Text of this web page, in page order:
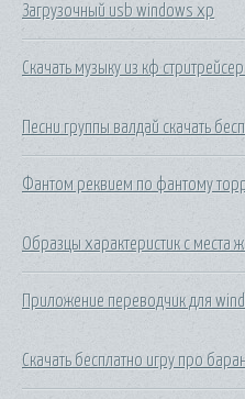
Загрузочный usb windows xp
Скачать музыку из кф
Песни группы валдай скачать
Фантом реквием по фантому
Образцы характеристик с места
Приложение переводчик для
Скачать бесплатно игру про